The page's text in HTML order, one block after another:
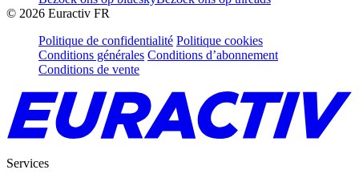
© 2026 Euractiv FR
Politique de confidentialité Politique cookies
Conditions générales Conditions d’abonnement
Conditions de vente
Services